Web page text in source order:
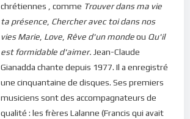
chrétiennes , comme Trouver dans ma vie
ta présence Chercher avec toi dans nos
vies Marie Love Rêve d'un mondeou Qu'il
est formidable d'aimer. Jean-Claude
Gianadda chante depuis 1977. Il a enregistré
une cinquantaine de disques. Ses premiers
musiciens sont des accompagnateurs de
qualité : les frères Lalanne (Francis qui avait